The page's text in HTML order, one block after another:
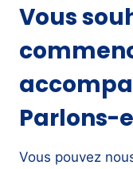
Vous
Parlons-
Vous pouvez